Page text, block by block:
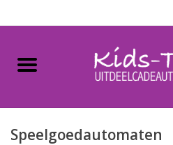
Home
Gevulde capsules & mixen
Speelgoedautomaten